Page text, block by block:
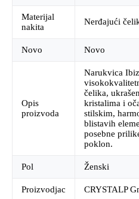
Materijal
nakita
Nerđajući
Novo Novo
Opis
proizvoda
Narukvica
čelika,
kristalima i
stilskim,
blistavih
posebne
poklon.
Pol Ženski
Proizvodjac CRYSTALP